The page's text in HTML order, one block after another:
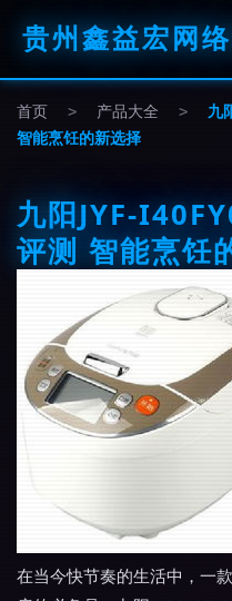
贵州鑫益宏网
首页 > 产品大全 >
九
智能烹饪的新选择
九阳JYF-
评测 智能烹饪
在当今快节奏的生活中，一